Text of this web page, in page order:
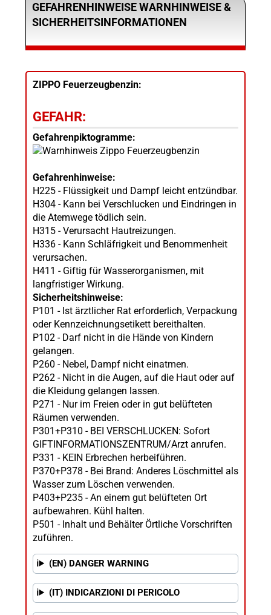
GEFAHRENHINWEISE WARNHINWEISE &
SICHERHEITSINFORMATIONEN
ZIPPO Feuerzeugbenzin:
GEFAHR:
Gefahrenpiktogramme:
Gefahrenhinweise:
H225 - Flüssigkeit und Dampf leicht entzündbar.
H304 - Kann bei Verschlucken und Eindringen in
die Atemwege tödlich sein.
H315 - Verursacht Hautreizungen.
H336 - Kann Schläfrigkeit und Benommenheit
verursachen.
H411 - Giftig für Wasserorganismen, mit
langfristiger Wirkung.
Sicherheitshinweise:
P101 - Ist ärztlicher Rat erforderlich, Verpackung
oder Kennzeichnungsetikett bereithalten.
P102 - Darf nicht in die Hände von Kindern
gelangen.
P260 - Nebel, Dampf nicht einatmen.
P262 - Nicht in die Augen, auf die Haut oder auf
die Kleidung gelangen lassen.
P271 - Nur im Freien oder in gut belüfteten
Räumen verwenden.
P301+P310 - BEI VERSCHLUCKEN: Sofort
GIFTINFORMATIONSZENTRUM/Arzt anrufen.
P331 - KEIN Erbrechen herbeiführen.
P370+P378 - Bei Brand: Anderes Löschmittel als
Wasser zum Löschen verwenden.
P403+P235 - An einem gut belüfteten Ort
aufbewahren. Kühl halten.
P501 - Inhalt und Behälter Örtliche Vorschriften
zuführen.
(EN) DANGER WARNING
(IT) INDICARZIONI DI PERICOLO